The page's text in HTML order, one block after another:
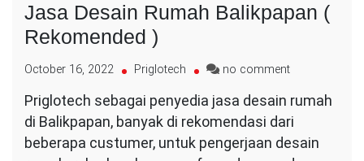
Jasa Desain Rumah Balikpapan (
Rekomended )
October 16, 2022 Priglotech no commenton
Desain
Rumah
Balikpapan
Priglotech sebagai penyedia jasa desain rumah
di Balikpapan, banyak di rekomendasi dari
beberapa custumer, untuk pengerjaan desain